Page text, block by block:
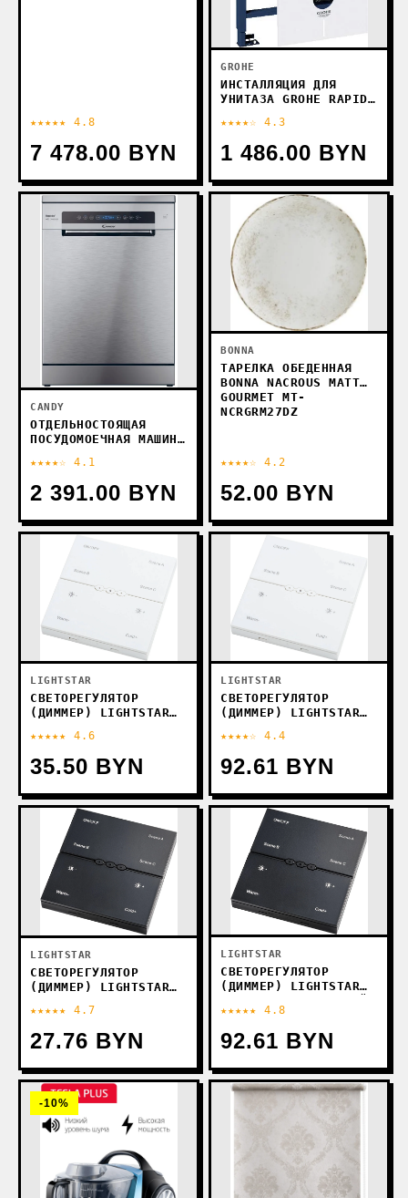
★★★★★ 4.8
7 478.00 BYN
GROHE
ИНСТАЛЛЯЦИЯ ДЛЯ
УНИТАЗА GROHE RAPID
★★★★☆ 4.3
1 486.00 BYN
CANDY
ОТДЕЛЬНОСТОЯЩАЯ
ПОСУДОМОЕЧНАЯ МАШИНА
4C6F1X
★★★★☆ 4.1
2 391.00 BYN
BONNA
ТАРЕЛКА ОБЕДЕННАЯ
BONNA NACROUS MATT
GOURMET MT-
NCRGRM27DZ
★★★★☆ 4.2
52.00 BYN
LIGHTSTAR
СВЕТОРЕГУЛЯТОР
(ДИММЕР) LIGHTSTAR
★★★★★ 4.6
35.50 BYN
LIGHTSTAR
СВЕТОРЕГУЛЯТОР
(ДИММЕР) LIGHTSTAR
★★★★☆ 4.4
92.61 BYN
LIGHTSTAR
СВЕТОРЕГУЛЯТОР
(ДИММЕР) LIGHTSTAR
(ЧЕРНЫЙ)
★★★★★ 4.7
27.76 BYN
LIGHTSTAR
СВЕТОРЕГУЛЯТОР
(ДИММЕР) LIGHTSTAR
★★★★★ 4.8
92.61 BYN
-10%